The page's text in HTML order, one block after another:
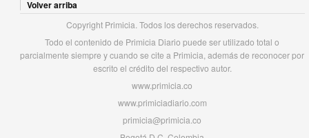
Volver arriba
Copyright Primicia. Todos los derechos reservados.
Todo el contenido de Primicia Diario puede ser utilizado total o
parcialmente siempre y cuando se cite a Primicia, además de reconocer por
escrito el crédito del respectivo autor.
www.primicia.co
www.primiciadiario.com
primicia@primicia.co